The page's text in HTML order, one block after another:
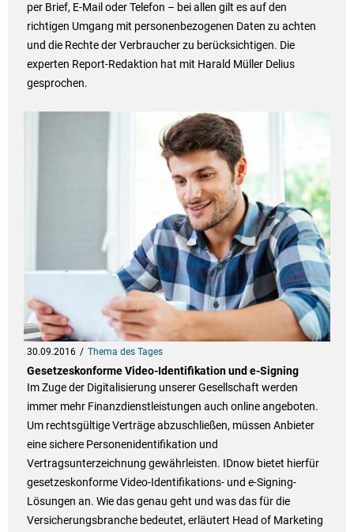
per Brief, E-Mail oder Telefon – bei allen gilt es auf den
richtigen Umgang mit personenbezogenen Daten zu achten
und die Rechte der Verbraucher zu berücksichtigen. Die
experten Report-Redaktion hat mit Harald Müller Delius
gesprochen.
30.09.2016 Thema des Tages
Gesetzeskonforme Video-Identifikation und e-Signing
Im Zuge der Digitalisierung unserer Gesellschaft werden
immer mehr Finanzdienstleistungen auch online angeboten.
Um rechtsgültige Verträge abzuschließen, müssen Anbieter
eine sichere Personenidentifikation und
Vertragsunterzeichnung gewährleisten. IDnow bietet hierfür
gesetzeskonforme Video-Identifikations- und e-Signing-
Lösungen an. Wie das genau geht und was das für die
Versicherungsbranche bedeutet, erläutert Head of Marketing